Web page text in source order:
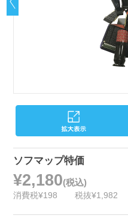
ソフマップ特価
¥2,180(税込)
消費税¥198 税抜¥1,982